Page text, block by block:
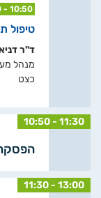
- 10:50
טיפול
ד"ר
מנהל
כצט
10:50 - 11:30
11:30 - 13:00